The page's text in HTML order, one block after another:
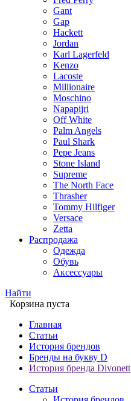
Gant
Gap
Hackett
Jordan
Karl Lagerfeld
Kenzo
Lacoste
Millionaire
Moschino
Napapijri
Off White
Palm Angels
Paul Shark
Pepe Jeans
Stone Island
Supreme
The North Face
Thrasher
Tommy Hilfiger
Versace
Zetta
Распродажа
Одежда
Обувь
Аксессуары
Найти
Корзина пуста
Главная
Статьи
История брендов
Бренды на букву D
История бренда Divonett
Статьи